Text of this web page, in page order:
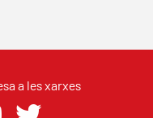
a les xarxes